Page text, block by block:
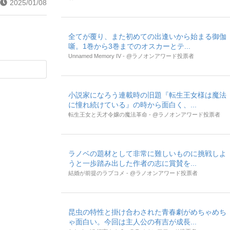
2025/01/08
全てが覆り、また初めての出逢いから始まる御伽
噺。1巻から3巻までのオスカーとテ...
Unnamed Memory IV - @ラノオンアワード投票者
小説家になろう連載時の旧題『転生王女様は魔法
に憧れ続けている』の時から面白く、...
転生王女と天才令嬢の魔法革命 - @ラノオンアワード投票者
ラノベの題材として非常に難しいものに挑戦しよ
うと一歩踏み出した作者の志に賞賛を...
結婚が前提のラブコメ - @ラノオンアワード投票者
昆虫の特性と掛け合わされた青春劇がめちゃめち
ゃ面白い。今回は主人公の有吉が成長...